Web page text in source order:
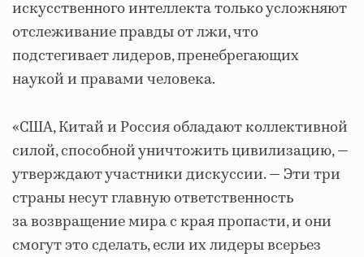
искусственного интеллекта только усложняют
отслеживание правды от лжи, что
подстегивает лидеров, пренебрегающих
наукой и правами человека.
«США, Китай и Россия обладают коллективной
силой, способной уничтожить цивилизацию, —
утверждают участники дискуссии. — Эти три
страны несут главную ответственность
за возвращение мира с края пропасти, и они
смогут это сделать, если их лидеры всерьез